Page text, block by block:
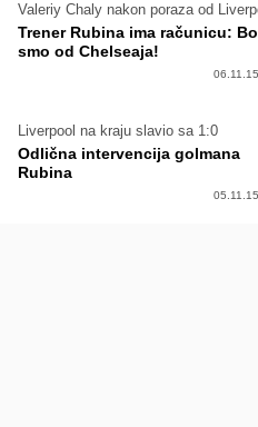
Valeriy Chaly nakon poraza od
Trener Rubina ima računicu:
smo od Chelseaja!
Liverpool na kraju slavio sa 1:0
Odlična intervencija golmana
Rubina